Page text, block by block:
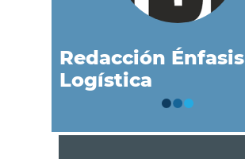
Redacción Énfasis
Logística